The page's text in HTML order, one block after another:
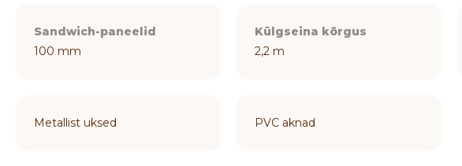
Sandwich-paneelid
100 mm
Külgseina kõrgus
2,2 m
Metallist uksed PVC aknad